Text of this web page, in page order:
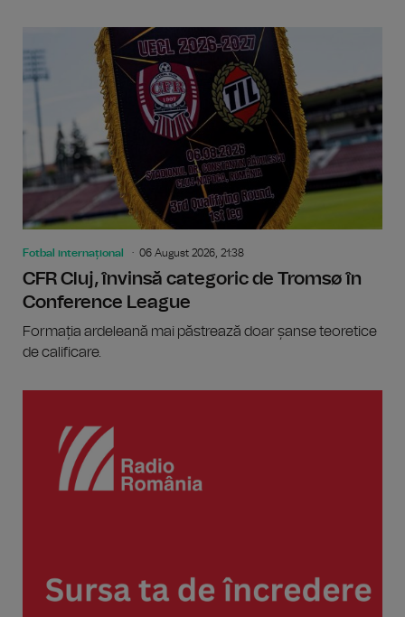
Fotbal internațional 06 August 2026, 21:38
CFR Cluj, învinsă categoric de Tromsø în
Conference League
Formația ardeleană mai păstrează doar șanse teoretice
de calificare.